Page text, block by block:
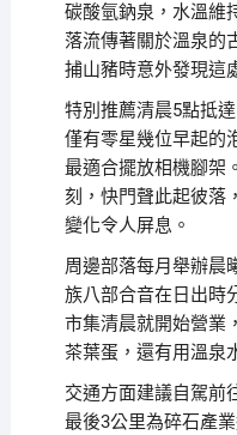
碳酸氫鈉泉，水溫維
落流傳著關於溫泉的
捕山豬時意外發現這
特別推薦清晨5點抵
僅有零星幾位早起的
最適合擺放相機腳架
刻，快門聲此起彼落
變化令人屏息。
周邊部落每月舉辦晨
族八部合音在日出時
市集清晨就開始營業
茶葉蛋，還有用溫泉
交通方面建議自駕前
最後3公里為碎石產